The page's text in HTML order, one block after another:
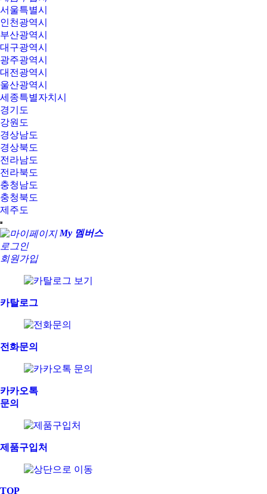
서울특별시
인천광역시
부산광역시
대구광역시
광주광역시
대전광역시
울산광역시
세종특별자치시
경기도
강원도
경상남도
경상북도
전라남도
전라북도
충청남도
충청북도
제주도
My 멤버스
로그인
회원가입
카탈로그
전화문의
카카오톡
문의
제품구입처
TOP